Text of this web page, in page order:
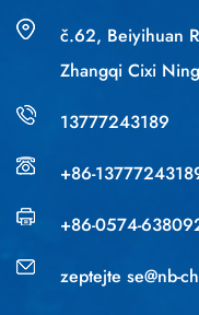
č.62, Beiyihuan
Zhangqi Cixi
13777243189
+86-
+86-0574-
zeptejte se@nb-